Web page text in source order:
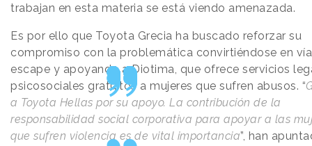
trabajan en esta materia se está viendo amenazada.
Es por ello que Toyota Grecia ha buscado reforzar su
compromiso con la problemática convirtiéndose en
escape y apoyando a Diotima, que ofrece servicios
psicosociales gratuitos a mujeres que sufren abusos. “
a Toyota Hellas por su apoyo. La contribución de la
responsabilidad social corporativa para apoyar a las
que sufren violencia es de vital importancia”, han